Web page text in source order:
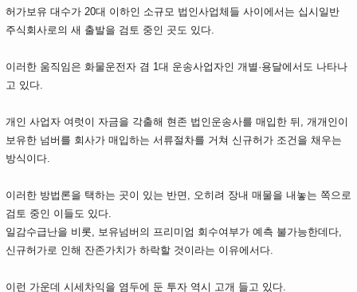
허가보유 대수가 20대 이하인 소규모 법인사업체들 사이에서는 십시일반
주식회사로의 새 출발을 검토 중인 곳도 있다.
이러한 움직임은 화물운전자 겸 1대 운송사업자인 개별·용달에서도 나타나
고 있다.
개인 사업자 여럿이 자금을 각출해 현존 법인운송사를 매입한 뒤, 개개인이
보유한 넘버를 회사가 매입하는 서류절차를 거쳐 신규허가 조건을 채우는
방식이다.
이러한 방법론을 택하는 곳이 있는 반면, 오히려 장내 매물을 내놓는 쪽으로
검토 중인 이들도 있다.
일감수급난을 비롯, 보유넘버의 프리미엄 회수여부가 예측 불가능한데다,
신규허가로 인해 잔존가치가 하락할 것이라는 이유에서다.
이런 가운데 시세차익을 염두에 둔 투자 역시 고개 들고 있다.